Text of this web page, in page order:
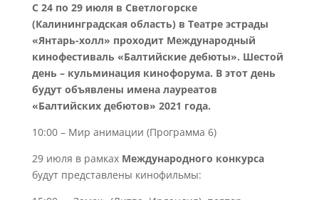
С 24 по 29 июля в Светлогорске
(Калининградская область) в Театре эстрады
«Янтарь-холл» проходит Международный
кинофестиваль «Балтийские дебюты». Шестой
день – кульминация кинофорума. В этот день
будут объявлены имена лауреатов
«Балтийских дебютов» 2021 года.
10:00 – Мир анимации (Программа 6)
29 июля в рамках Международного конкурса
будут представлены кинофильмы: